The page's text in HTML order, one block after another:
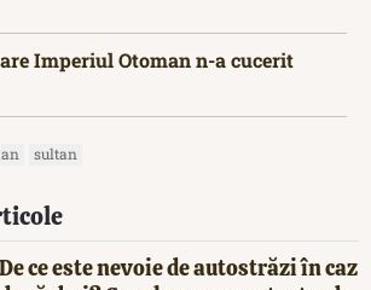
Imperiul Otoman n-a cucerit
sultan
De ce este nevoie de autostrăzi în caz